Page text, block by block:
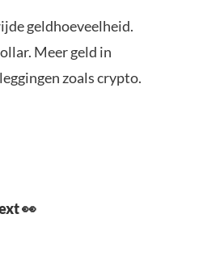
geldhoeveelheid.
Meer geld in
zoals crypto.
👀